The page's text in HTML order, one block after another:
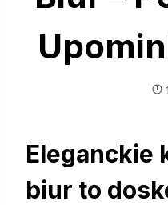
Eleganckie
biur to